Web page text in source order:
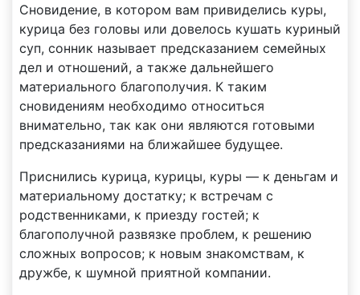
Сновидение, в котором вам привиделись куры,
курица без головы или довелось кушать куриный
суп, сонник называет предсказанием семейных
дел и отношений, а также дальнейшего
материального благополучия. К таким
сновидениям необходимо относиться
внимательно, так как они являются готовыми
предсказаниями на ближайшее будущее.
Приснились курица, курицы, куры — к деньгам и
материальному достатку; к встречам с
родственниками, к приезду гостей; к
благополучной развязке проблем, к решению
сложных вопросов; к новым знакомствам, к
дружбе, к шумной приятной компании.